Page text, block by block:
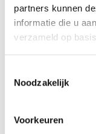
partners kunnen
informatie die u
verzameld op
Noodzakelijk
Voorkeuren
E-mail*